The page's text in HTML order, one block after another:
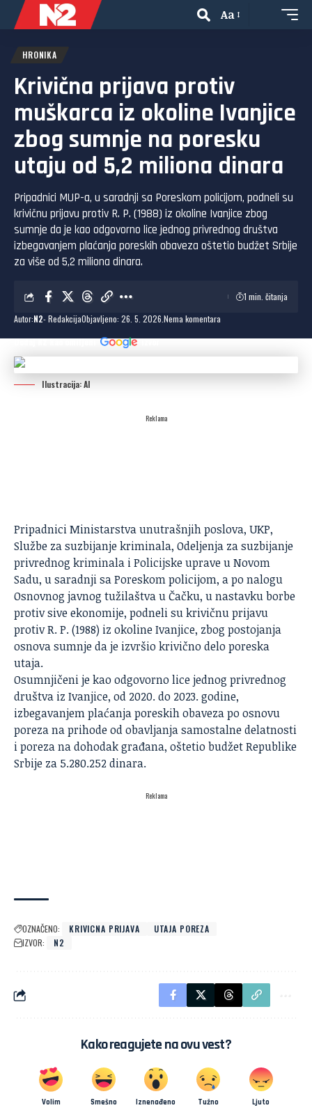
Aa
HRONIKA
Krivična prijava protiv
muškarca iz okoline Ivanjice
zbog sumnje na poresku
utaju od 5,2 miliona dinara
Pripadnici MUP-a, u saradnji sa Poreskom policijom, podneli su
krivičnu prijavu protiv R. P. (1988) iz okoline Ivanjice zbog
sumnje da je kao odgovorno lice jednog privrednog društva
izbegavanjem plaćanja poreskih obaveza oštetio budžet Srbije
za više od 5,2 miliona dinara.
Autor:N2- RedakcijaObjavljeno: 26. 5. 2026. Nema komentara
1 min. čitanja
Dodaj N2 kao omiljeni izvor
Ilustracija: AI
Reklama
Pripadnici Ministarstva unutrašnjih poslova, UKP,
Službe za suzbijanje kriminala, Odeljenja za suzbijanje
privrednog kriminala i Policijske uprave u Novom
Sadu, u saradnji sa Poreskom policijom, a po nalogu
Osnovnog javnog tužilaštva u Čačku, u nastavku borbe
protiv sive ekonomije, podneli su krivičnu prijavu
protiv R. P. (1988) iz okoline Ivanjice, zbog postojanja
osnova sumnje da je izvršio krivično delo poreska
utaja.
Osumnjičeni je kao odgovorno lice jednog privrednog
društva iz Ivanjice, od 2020. do 2023. godine,
izbegavanjem plaćanja poreskih obaveza po osnovu
poreza na prihode od obavljanja samostalne delatnosti
i poreza na dohodak građana, oštetio budžet Republike
Srbije za 5.280.252 dinara.
Reklama
OZNAČENO: KRIVICNA PRIJAVA
UTAJA POREZA
IZVOR:
N2
Kako reagujete na ovu vest?
Volim Smešno Iznenađeno Tužno Ljuto